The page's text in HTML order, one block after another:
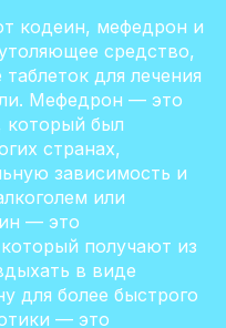
кодеин, мефедрон и
средство,
для лечения
Мефедрон — это
который был
странах,
зависимость и
или
— это
получают из
в виде
для более быстрого
— это